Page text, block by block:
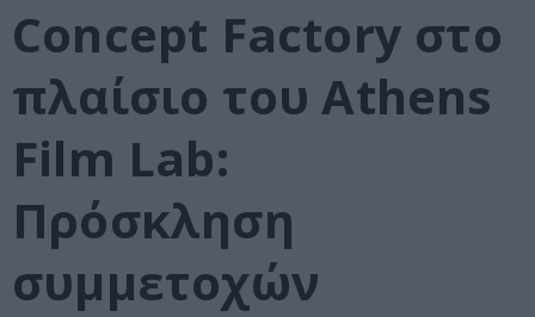
Concept Factory στο
πλαίσιο του Athens
Film Lab:
Πρόσκληση
συμμετοχών